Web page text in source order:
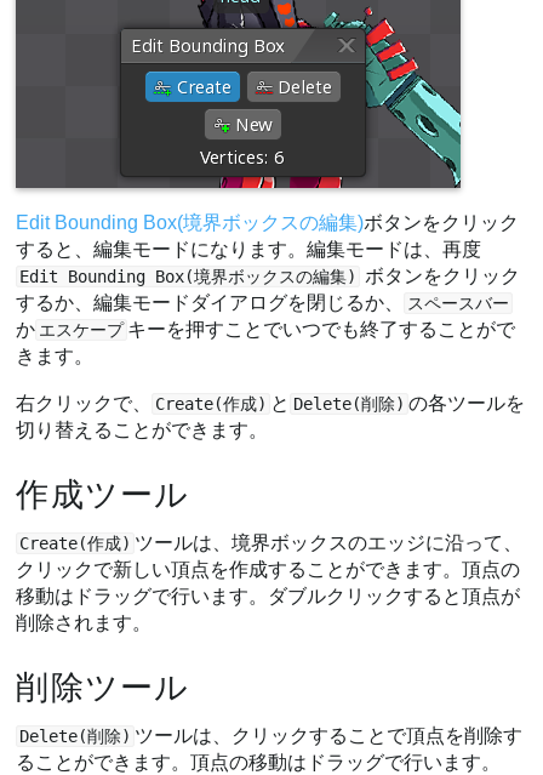
Edit Bounding Box(境界ボックスの編集)ボタンをクリック
すると、編集モードになります。編集モードは、再度
Edit Bounding Box(境界ボックスの編集)
ボタンをクリック
するか、編集モードダイアログを閉じるか、
スペースバー
か エスケープ キーを押すことでいつでも終了することがで
きます。
右クリックで、 Create(作成) と Delete(削除) の各ツールを
切り替えることができます。
作成ツール
Create(作成) ツールは、境界ボックスのエッジに沿って、
クリックで新しい頂点を作成することができます。頂点の
移動はドラッグで行います。ダブルクリックすると頂点が
削除されます。
削除ツール
Delete(削除) ツールは、クリックすることで頂点を削除す
ることができます。頂点の移動はドラッグで行います。